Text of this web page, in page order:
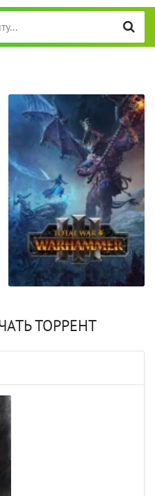
ТОРРЕНТ